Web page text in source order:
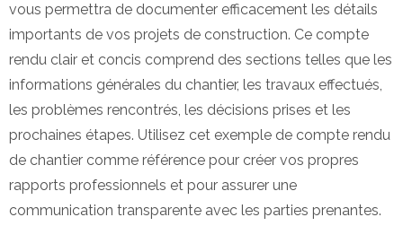
vous permettra de documenter efficacement les détails
importants de vos projets de construction. Ce compte
rendu clair et concis comprend des sections telles que les
informations générales du chantier, les travaux effectués,
les problèmes rencontrés, les décisions prises et les
prochaines étapes. Utilisez cet exemple de compte rendu
de chantier comme référence pour créer vos propres
rapports professionnels et pour assurer une
communication transparente avec les parties prenantes.